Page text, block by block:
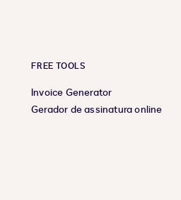
FREE TOOLS
Invoice Generator
Gerador de assinatura online